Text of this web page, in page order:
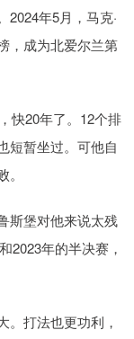
年5月，马克·
，成为北爱尔兰第
快20年了。12个排
短暂坐过。可他自
斯堡对他来说太残
2023年的半决赛，
。打法也更功利，